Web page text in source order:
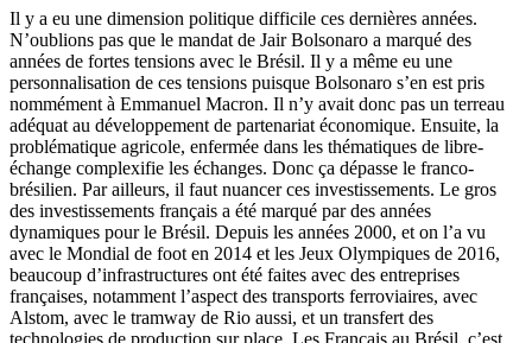
Il y a eu une dimension politique difficile ces dernières années.
N’oublions pas que le mandat de Jair Bolsonaro a marqué des
années de fortes tensions avec le Brésil. Il y a même eu une
personnalisation de ces tensions puisque Bolsonaro s’en est pris
nommément à Emmanuel Macron. Il n’y avait donc pas un terreau
adéquat au développement de partenariat économique. Ensuite, la
problématique agricole, enfermée dans les thématiques de libre-
échange complexifie les échanges. Donc ça dépasse le franco-
brésilien. Par ailleurs, il faut nuancer ces investissements. Le gros
des investissements français a été marqué par des années
dynamiques pour le Brésil. Depuis les années 2000, et on l’a vu
avec le Mondial de foot en 2014 et les Jeux Olympiques de 2016,
beaucoup d’infrastructures ont été faites avec des entreprises
françaises, notamment l’aspect des transports ferroviaires, avec
Alstom, avec le tramway de Rio aussi, et un transfert des